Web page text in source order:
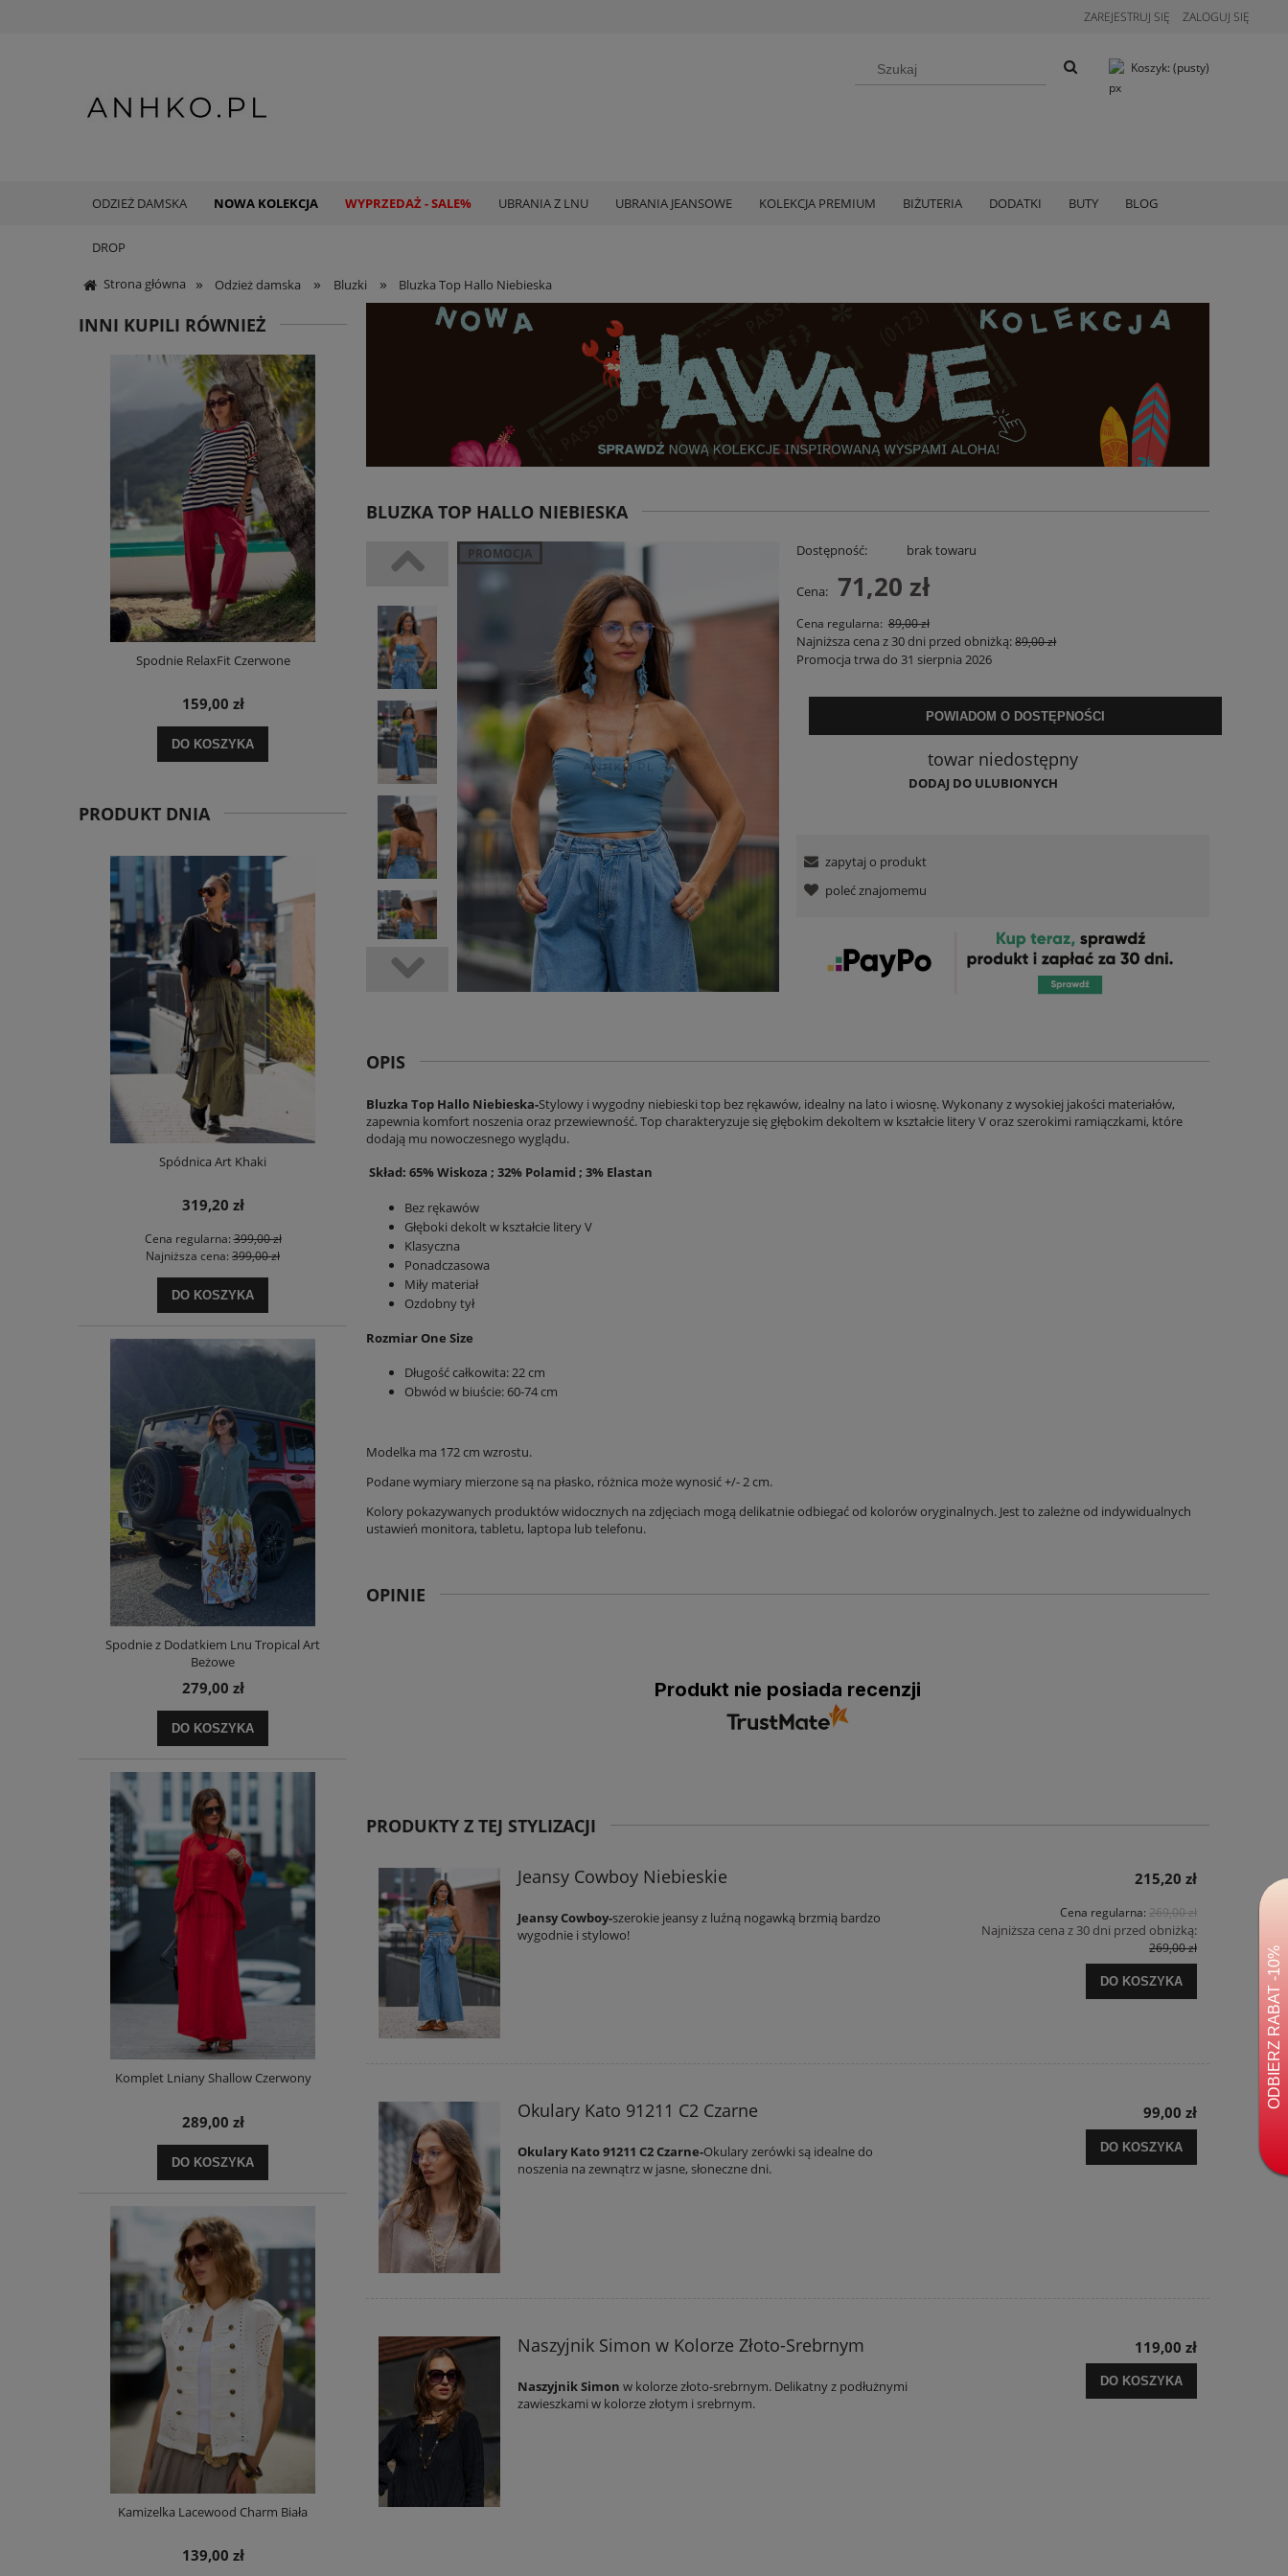
ZAREJESTRUJ SIĘ ZALOGUJ SIĘ
Koszyk: (pusty)
ODZIEŻ DAMSKA NOWA KOLEKCJA WYPRZEDAŻ - SALE% UBRANIA Z LNU UBRANIA JEANSOWE KOLEKCJA PREMIUM BIŻUTERIA DODATKI BUTY BLOG
DROP
Strona główna » Odzież damska » Bluzki » Bluzka Top Hallo Niebieska
INNI KUPILI RÓWNIEŻ
Spodnie RelaxFit Czerwone
159,00 zł
DO KOSZYKA
Sukienka Judi Stripe Różowo-Czerwona
129,00 zł
POWIADOM O DOSTĘPNOŚCI
Kurtka Pikowana Embro z Haftem Bawełniana
– Czarno-Beżowa PRE ORDER
Koszula Lniana Flor Alis Khaki
PRODUKT DNIA
Spódnica Art Khaki
319,20 zł
Cena regularna:399,00 zł
Najniższa cena: 399,00 zł
DO KOSZYKA
Spodnie z Dodatkiem Lnu Tropical Art
Beżowe
279,00 zł
DO KOSZYKA
Komplet Lniany Shallow Czerwony
289,00 zł
DO KOSZYKA
Kamizelka Lacewood Charm Biała
139,00 zł
BLUZKA TOP HALLO NIEBIESKA
PROMOCJA Dostępność: brak towaru
Cena: 71,20 zł
Cena regularna: 89,00 zł
Najniższa cena z 30 dni przed obniżką:89,00 zł
Promocja trwa do 31 sierpnia 2026
POWIADOM O DOSTĘPNOŚCI
towar niedostępny
DODAJ DO ULUBIONYCH
zapytaj o produkt
poleć znajomemu
OPIS
Bluzka Top Hallo Niebieska-Stylowy i wygodny niebieski top bez rękawów, idealny na lato i wiosnę. Wykonany z wysokiej jakości materiałów,
zapewnia komfort noszenia oraz przewiewność. Top charakteryzuje się głębokim dekoltem w kształcie litery V oraz szerokimi ramiączkami, które
dodają mu nowoczesnego wyglądu.
Skład: 65% Wiskoza ; 32% Polamid ; 3% Elastan
Bez rękawów
Głęboki dekolt w kształcie litery V
Klasyczna
Ponadczasowa
Miły materiał
Ozdobny tył
Rozmiar One Size
Długość całkowita: 22 cm
Obwód w biuście: 60-74 cm
Modelka ma 172 cm wzrostu.
Podane wymiary mierzone są na płasko, różnica może wynosić +/- 2 cm.
Kolory pokazywanych produktów widocznych na zdjęciach mogą delikatnie odbiegać od kolorów oryginalnych. Jest to zależne od indywidualnych
ustawień monitora, tabletu, laptopa lub telefonu.
OPINIE
Produkt nie posiada recenzji
PRODUKTY Z TEJ STYLIZACJI
Jeansy Cowboy Niebieskie
Jeansy Cowboy-szerokie jeansy z luźną nogawką brzmią bardzo
wygodnie i stylowo!
215,20 zł
Cena regularna: 269,00 zł
Najniższa cena z 30 dni przed obniżką:
269,00 zł
DO KOSZYKA
Okulary Kato 91211 C2 Czarne
Okulary Kato 91211 C2 Czarne-Okulary zerówki są idealne do
noszenia na zewnątrz w jasne, słoneczne dni.
99,00 zł
DO KOSZYKA
Naszyjnik Simon w Kolorze Złoto-Srebrnym
Naszyjnik Simonw kolorze złoto-srebrnym. Delikatny z podłużnymi
zawieszkami w kolorze złotym i srebrnym.
119,00 zł
DO KOSZYKA